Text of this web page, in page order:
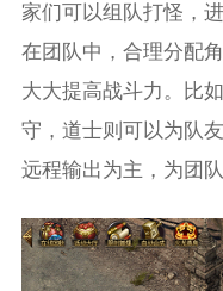
家们可以组队打怪，
在团队中，合理分配
大大提高战斗力。比
守，道士则可以为队
远程输出为主，为团